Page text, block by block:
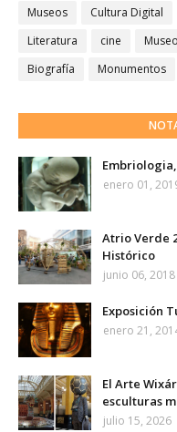
Museos Cultura Digital
Literatura
cine
Biografía
Monumentos
enero 01,
Atrio Verde
Histórico
junio 06, 2018
Exposición
enero 21,
El Arte
esculturas
julio 15, 2026